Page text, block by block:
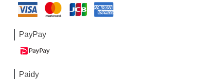
PayPay
Paidy